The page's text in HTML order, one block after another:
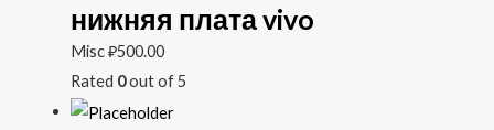
нижняя плата vivo
Misc₽500.00
Rated 0out of 5